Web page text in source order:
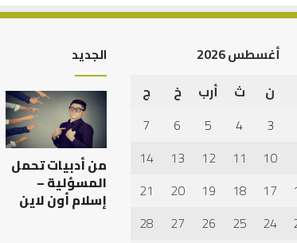
العبادات شخصية
أهم
أسباب
عدم
استجابة
الدعاء
أهم أسباب عدم استجابة
أغسطس 2026
ن ث أرب خ
ج
3
4
5
6
7
10
11
12
13
14
17
18
19
20
21
24
25
26
27
28
الجديد
من أدبيات تحمل
المسؤلية –
إسلام أون لاين